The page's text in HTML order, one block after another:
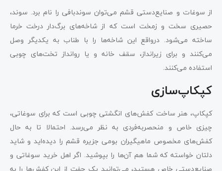
از سوغات و صنایع‌دستی قشم می‌توان سوندبافی را نام برد. سوند،
حصیری سخت و زمخت است که از شاخه‌های برگ‌دار درخت خرما
ساخته می‌شود. درواقع این شاخه‌ها را با طناب به یکدیگر وصل
می‌کنند و برای زیرانداز، سقف خانه و یا روانداز تخت‌های چوبی
استفاده می‌کنند.
کپکاپ‌سازی
کپکاپ، هنر ساخت کفش‌های انگشتی چوبی است که برای سوغاتی،
چیزی خاص و منحصربه‌فردی به نظر می‌رسد. احتمالا تا به حال
کفش‌های مخصوص ماهیگیران بومی جزیره قشم را دیده‌اید و شاید
دلتان خواسته که شما هم آن‌ها را بپوشید. اگر اهل خرید سوغاتی و